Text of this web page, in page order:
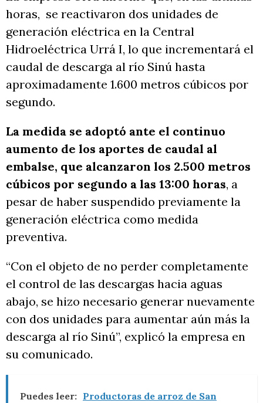
horas, se reactivaron dos unidades de
generación eléctrica en la Central
Hidroeléctrica Urrá I, lo que incrementará el
caudal de descarga al río Sinú hasta
aproximadamente 1.600 metros cúbicos por
segundo.
La medida se adoptó ante el continuo
aumento de los aportes de caudal al
embalse, que alcanzaron los 2.500 metros
cúbicos por segundo a las 13:00 horas, a
pesar de haber suspendido previamente la
generación eléctrica como medida
preventiva.
“Con el objeto de no perder completamente
el control de las descargas hacia aguas
abajo, se hizo necesario generar nuevamente
con dos unidades para aumentar aún más la
descarga al río Sinú”, explicó la empresa en
su comunicado.
Puedes leer: Productoras de arroz de San